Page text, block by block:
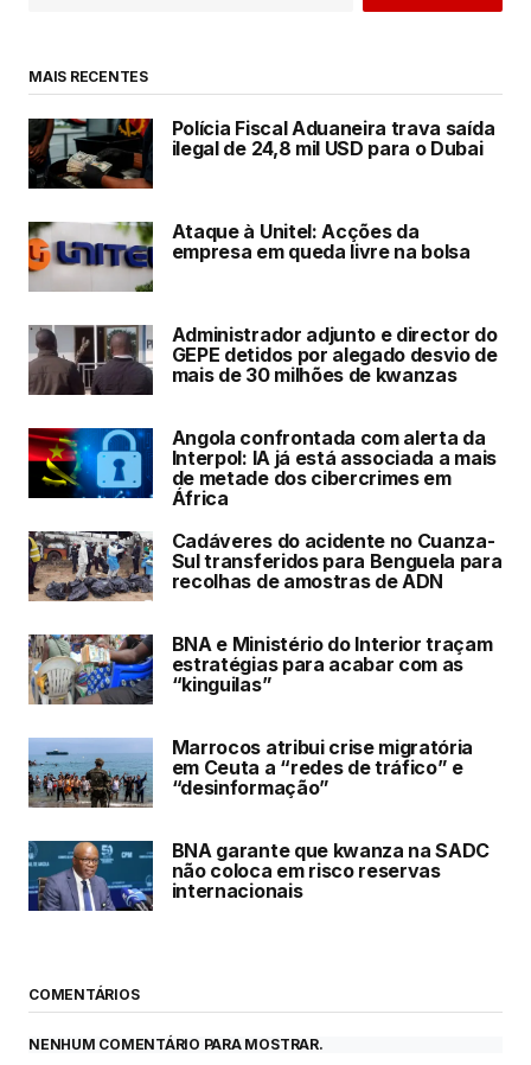
MAIS RECENTES
Polícia Fiscal Aduaneira trava saída
ilegal de 24,8 mil USD para o Dubai
Ataque à Unitel: Acções da
empresa em queda livre na bolsa
Administrador adjunto e director do
GEPE detidos por alegado desvio de
mais de 30 milhões de kwanzas
Angola confrontada com alerta da
Interpol: IA já está associada a mais
de metade dos cibercrimes em
África
Cadáveres do acidente no Cuanza-
Sul transferidos para Benguela para
recolhas de amostras de ADN
BNA e Ministério do Interior traçam
estratégias para acabar com as
“kinguilas”
Marrocos atribui crise migratória
em Ceuta a “redes de tráfico” e
“desinformação”
BNA garante que kwanza na SADC
não coloca em risco reservas
internacionais
COMENTÁRIOS
NENHUM COMENTÁRIO PARA MOSTRAR.